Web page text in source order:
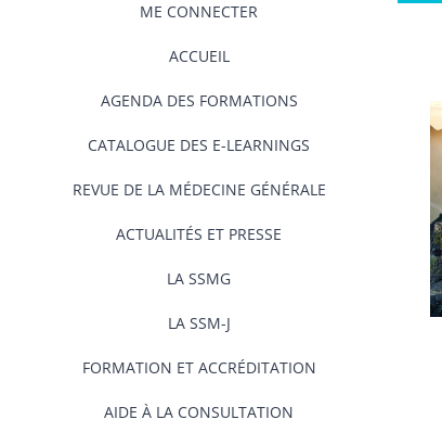
ME CONNECTER
ACCUEIL
AGENDA DES FORMATIONS
CATALOGUE DES E-LEARNINGS
REVUE DE LA MÉDECINE GÉNÉRALE
ACTUALITÉS ET PRESSE
LA SSMG
LA SSM-J
FORMATION ET ACCRÉDITATION
AIDE À LA CONSULTATION